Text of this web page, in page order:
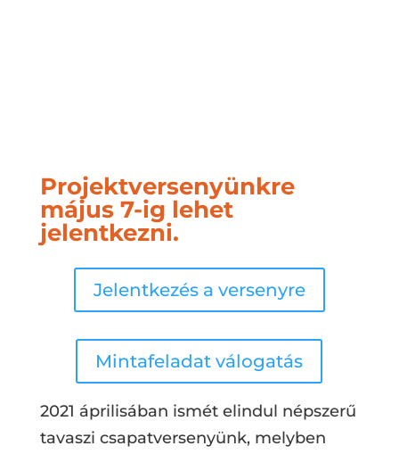
Projektversenyünkre
május 7-ig lehet
jelentkezni.
Jelentkezés a versenyre
Mintafeladat válogatás
2021 áprilisában ismét elindul népszerű
tavaszi csapatversenyünk, melyben